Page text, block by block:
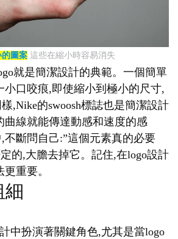
圖案 這些在縮小時容易消失
就是簡潔設計的典範。一個簡單
小口咬痕,即使縮小到極小的尺寸,
,Nike的swoosh標誌也是簡潔設計
曲線就能傳達動感和速度的感
不斷問自己:”這個元素真的必要
的,大膽去掉它。記住,在logo設計
重要。
細
中扮演著關鍵角色,尤其是當logo